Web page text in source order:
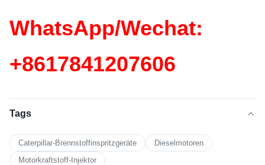
WhatsApp/Wechat:
+8617841207606
Tags
Caterpillar-Brennstoffinspritzgeräte
Dieselmotoren
Motorkraftstoff-Injektor